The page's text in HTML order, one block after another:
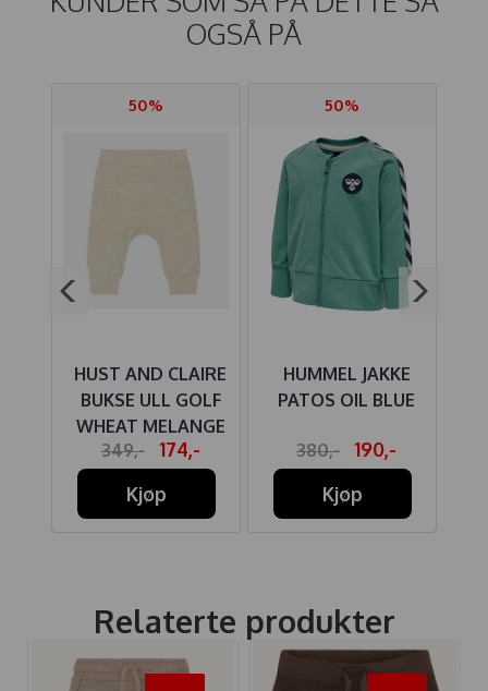
OGSÅ PÅ
50%
HUST AND CLAIRE
BUKSE ULL GOLF
WHEAT MELANGE
349,-
174,-
Kjøp
50%
HUMMEL JAKKE
PATOS OIL BLUE
380,-
190,-
Kjøp
Relaterte produkter